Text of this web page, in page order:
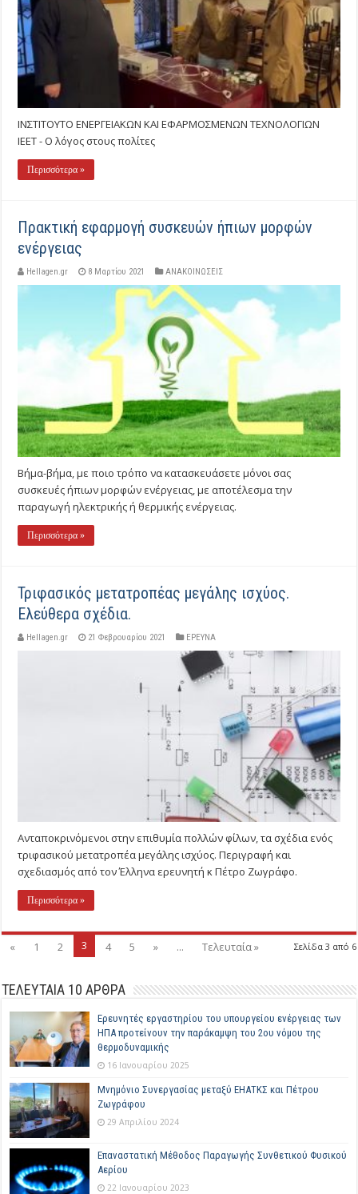
ΙΝΣΤΙΤΟΥΤΟ ΕΝΕΡΓΕΙΑΚΩΝ ΚΑΙ ΕΦΑΡΜΟΣΜΕΝΩΝ ΤΕΧΝΟΛΟΓΙΩΝ
ΙΕΕΤ - Ο λόγος στους πολίτες
Περισσότερα »
Πρακτική εφαρμογή συσκευών ήπιων μορφών
ενέργειας
Hellagen.gr 8 Μαρτίου 2021 ΑΝΑΚΟΙΝΩΣΕΙΣ
Βήμα-βήμα, με ποιο τρόπο να κατασκευάσετε μόνοι σας
συσκευές ήπιων μορφών ενέργειας, με αποτέλεσμα την
παραγωγή ηλεκτρικής ή θερμικής ενέργειας.
Περισσότερα »
Τριφασικός μετατροπέας μεγάλης ισχύος.
Ελεύθερα σχέδια.
Hellagen.gr 21 Φεβρουαρίου 2021 ΕΡΕΥΝΑ
Ανταποκρινόμενοι στην επιθυμία πολλών φίλων, τα σχέδια ενός
τριφασικού μετατροπέα μεγάλης ισχύος. Περιγραφή και
σχεδιασμός από τον Έλληνα ερευνητή κ Πέτρο Ζωγράφο.
Περισσότερα »
Σελίδα 3 από 6
« 1 2 3 4 5 » ... Τελευταία »
ΤΕΛΕΥΤΑΙΑ 10 ΑΡΘΡΑ
Ερευνητές εργαστηρίου του υπουργείου ενέργειας των
ΗΠΑ προτείνουν την παράκαμψη του 2ου νόμου της
θερμοδυναμικής
16 Ιανουαρίου 2025
Μνημόνιο Συνεργασίας μεταξύ ΕΗΑΤΚΣ και Πέτρου
Ζωγράφου
29 Απριλίου 2024
Επαναστατική Μέθοδος Παραγωγής Συνθετικού Φυσικού
Αερίου
22 Ιανουαρίου 2023